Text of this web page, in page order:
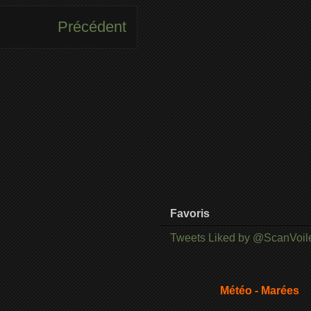
Précédent
Favoris
Tweets Liked by
Météo - Marées